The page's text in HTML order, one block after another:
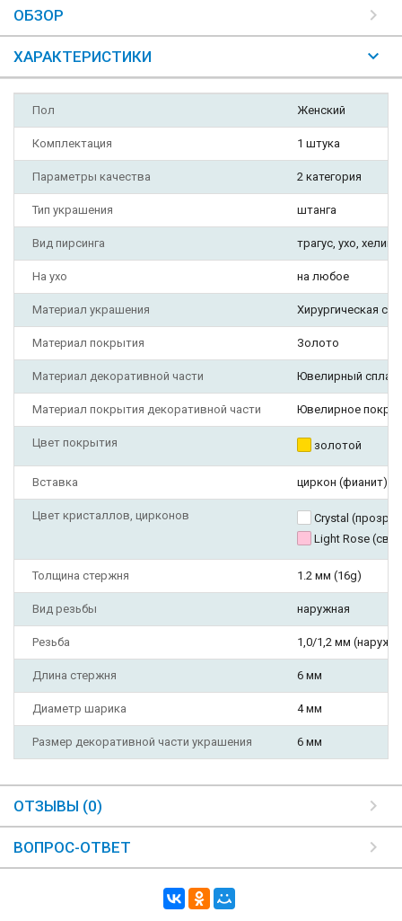
ОБЗОР
ХАРАКТЕРИСТИКИ
Пол Женский
Комплектация 1 штука
Параметры качества 2 категория
Тип украшения штанга
Вид пирсинга трагус, ухо,
На ухо на любое
Материал украшения Хирургическая
Материал покрытия Золото
Материал декоративной части Ювелирный сплав
Материал покрытия декоративной части Ювелирное
Цвет покрытия золотой
Вставка циркон (фианит)
Цвет кристаллов, цирконов
Crystal
Light Rose
Толщина стержня 1.2 мм (16g)
Вид резьбы наружная
Резьба 1,0/1,2 мм
Длина стержня 6 мм
Диаметр шарика 4 мм
Размер декоративной части украшения 6 мм
ОТЗЫВЫ (0)
ВОПРОС-ОТВЕТ